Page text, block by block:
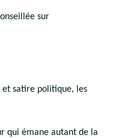
sur
satire politique, les
qui émane autant de la